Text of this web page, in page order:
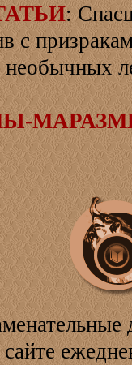
:
с
необычных